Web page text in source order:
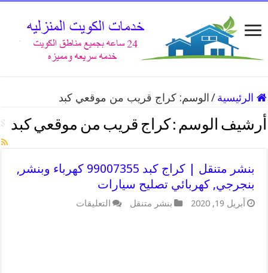
الرئيسية / الوسم:كراج قريب من موقعي كبد
أرشيف الوسم : كراج قريب من موقعي كبد
بنشر متنقل | كراج كبد 99007355 كهرباء وبنشر,
بنجرجي, كهربائي تصليح سيارات
أبريل 19, 2020 بنشر متنقل التعليقات